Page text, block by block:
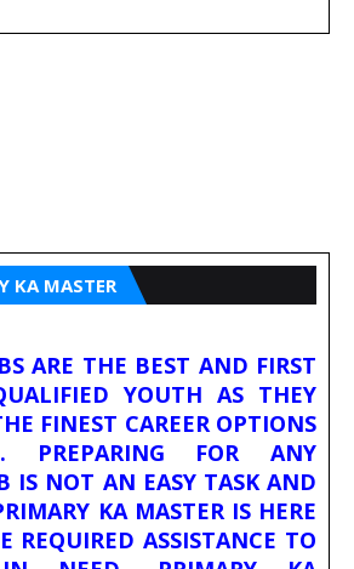
KA MASTER
ARE THE BEST AND FIRST
YOUTH AS THEY
FINEST CAREER OPTIONS
PREPARING FOR ANY
IS NOT AN EASY TASK AND
KA MASTER IS HERE
REQUIRED ASSISTANCE TO